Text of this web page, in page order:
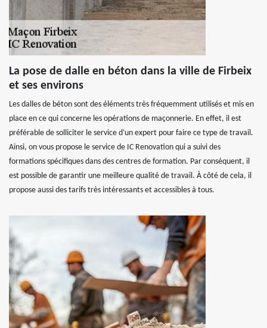
La pose de dalle en béton dans la ville de Firbeix
et ses environs
Les dalles de béton sont des éléments très fréquemment utilisés et mis en
place en ce qui concerne les opérations de maçonnerie. En effet, il est
préférable de solliciter le service d'un expert pour faire ce type de travail.
Ainsi, on vous propose le service de IC Renovation qui a suivi des
formations spécifiques dans des centres de formation. Par conséquent, il
est possible de garantir une meilleure qualité de travail. À côté de cela, il
propose aussi des tarifs très intéressants et accessibles à tous.